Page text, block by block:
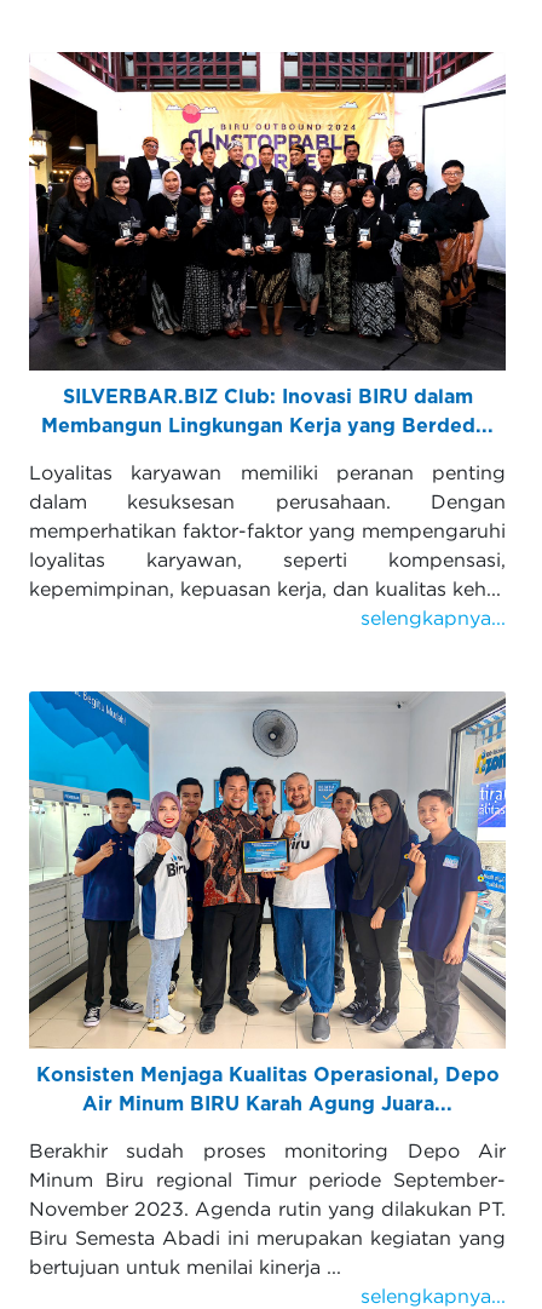
SILVERBAR.BIZ Club: Inovasi BIRU dalam
Membangun Lingkungan Kerja yang Berded...
Loyalitas karyawan memiliki peranan penting
dalam kesuksesan perusahaan. Dengan
memperhatikan faktor-faktor yang mempengaruhi
loyalitas karyawan, seperti kompensasi,
kepemimpinan, kepuasan kerja, dan kualitas keh...
selengkapnya...
Konsisten Menjaga Kualitas Operasional, Depo
Air Minum BIRU Karah Agung Juara...
Berakhir sudah proses monitoring Depo Air
Minum Biru regional Timur periode September-
November 2023. Agenda rutin yang dilakukan PT.
Biru Semesta Abadi ini merupakan kegiatan yang
bertujuan untuk menilai kinerja ...
selengkapnya...